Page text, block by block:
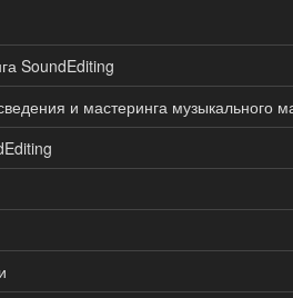
SoundEditing
и мастеринга музыкального